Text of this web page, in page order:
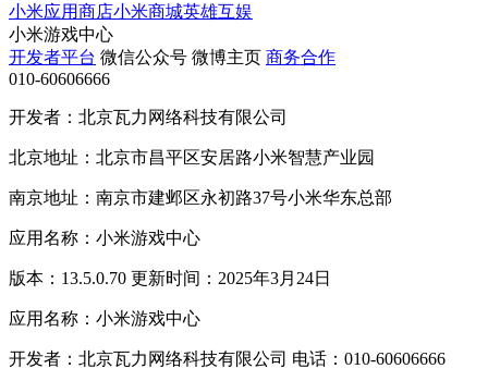
小米应用商店小米商城英雄互娱
小米游戏中心
开发者平台 微信公众号 微博主页 商务合作
010-60606666
开发者：北京瓦力网络科技有限公司
北京地址：北京市昌平区安居路小米智慧产业园
南京地址：南京市建邺区永初路37号小米华东总部
应用名称：小米游戏中心
版本：13.5.0.70 更新时间：2025年3月24日
应用名称：小米游戏中心
开发者：北京瓦力网络科技有限公司 电话：010-60606666